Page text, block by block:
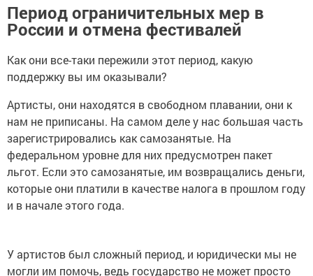
Период ограничительных мер в
России и отмена фестивалей
Как они все-таки пережили этот период, какую
поддержку вы им оказывали?
Артисты, они находятся в свободном плавании, они к
нам не приписаны. На самом деле у нас большая часть
зарегистрировались как самозанятые. На
федеральном уровне для них предусмотрен пакет
льгот. Если это самозанятые, им возвращались деньги,
которые они платили в качестве налога в прошлом году
и в начале этого года.
У артистов был сложный период, и юридически мы не
могли им помочь, ведь государство не может просто